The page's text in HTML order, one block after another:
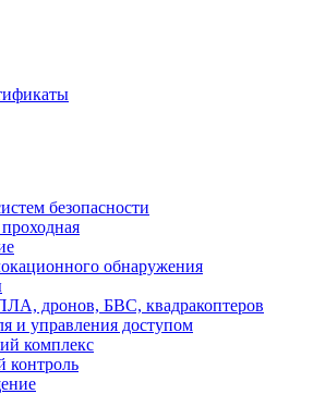
безопасности
обнаружения
дронов, БВС, квадракоптеров
и управления доступом
комплекс
контроль